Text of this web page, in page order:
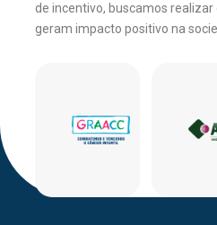
de incentivo, buscamos
geram impacto positivo na